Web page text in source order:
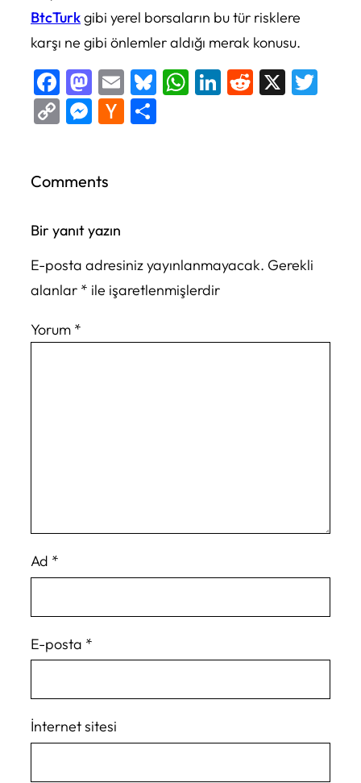
BtcTurkgibi yerel borsaların bu tür risklere
karşı ne gibi önlemler aldığı merak konusu.
Facebook
Mastodon
EmailBluesky
WhatsApp
LinkedIn
Reddit
X
CopyMessenger
Hacker
Comments
Bir yanıt yazın
E-posta adresiniz yayınlanmayacak. Gerekli
alanlar * ile işaretlenmişlerdir
Yorum *
Ad *
E-posta *
İnternet sitesi